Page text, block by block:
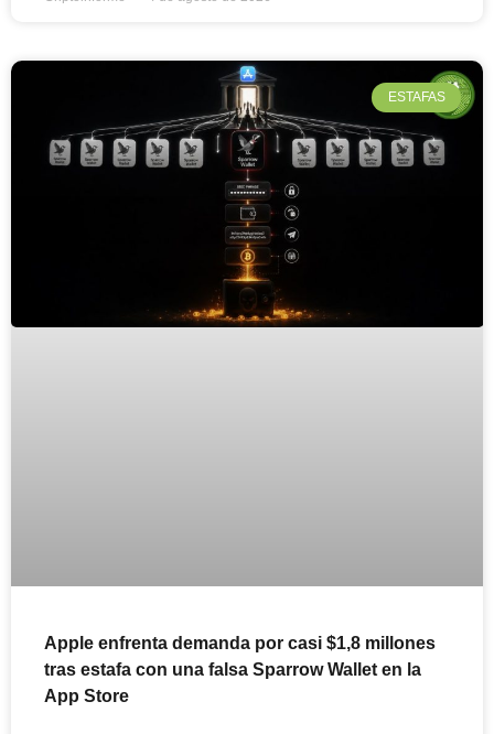
ESTAFAS
Apple enfrenta demanda por casi $1,8 millones
tras estafa con una falsa Sparrow Wallet en la
App Store